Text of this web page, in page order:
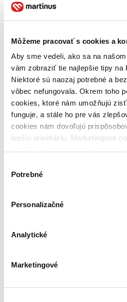
Môžeme pracovať s cookies a
Aby sme vedeli, ako sa na
vám zobraziť tie najlepšie tipy na
Niektoré sú naozaj potrebné a
vôbec nefungovala. Okrem toho
cookies, ktoré nám umožňujú
funguje, a stále ho pre vás
cookies nám dovoľujú
lepšiu orientáciu. Marketingové
keby sme mohli používať všetky
súhlasu
Potrebné
Personalizačné
Analytické
Marketingové
Bestsellery
Top hodnotené
Novinky
Najdrahšie
Najvyššia zľava
Použité filtre
Zrušiť filtre
Autor Tomáš Vilčekdostupné